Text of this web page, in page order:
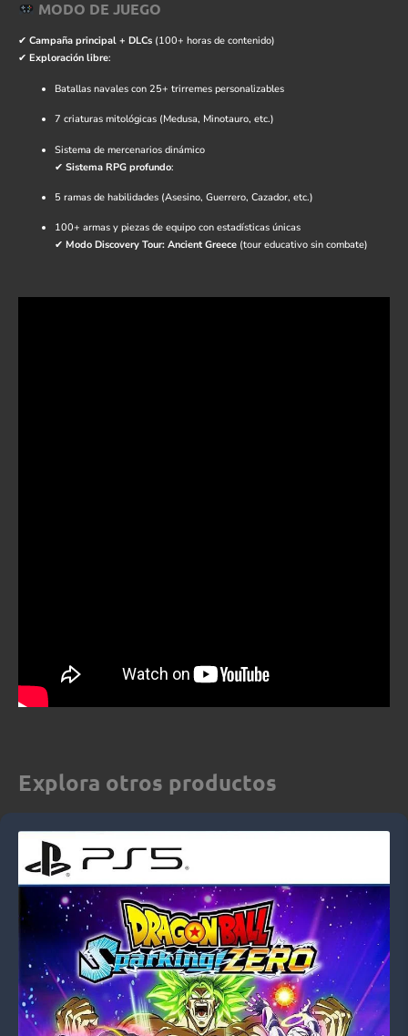
MODO DE JUEGO
✔ Campaña principal + DLCs (100+ horas de contenido)
✔ Exploración libre:
Batallas navales con 25+ trirremes personalizables
7 criaturas mitológicas (Medusa, Minotauro, etc.)
Sistema de mercenarios dinámico
✔ Sistema RPG profundo:
5 ramas de habilidades (Asesino, Guerrero, Cazador, etc.)
100+ armas y piezas de equipo con estadísticas únicas
✔ Modo Discovery Tour: Ancient Greece (tour educativo sin combate)
Explora otros productos